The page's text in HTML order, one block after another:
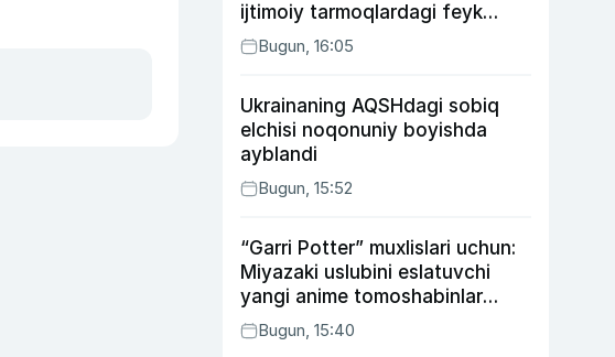
ijtimoiy tarmoqlardagi feyk
xabarlarga izoh berildi
Bugun, 16:05
Ukrainaning AQSHdagi sobiq
elchisi noqonuniy boyishda
ayblandi
Bugun, 15:52
“Garri Potter” muxlislari uchun:
Miyazaki uslubini eslatuvchi
yangi anime tomoshabinlar
e’tiborini qozonmoqda
Bugun, 15:40